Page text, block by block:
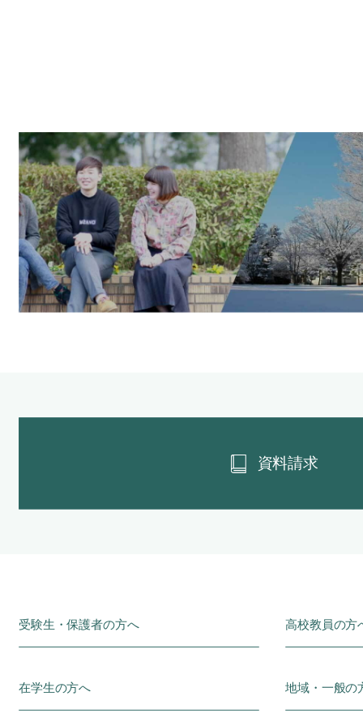
資料請求
受験生・保護者の方へ 高校教員の方
在学生の方へ 地域・一般の